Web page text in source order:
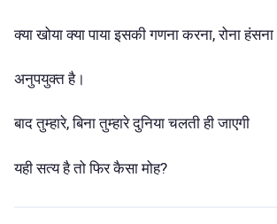
क्या खोया क्या पाया इसकी गणना करना, रोना हंसना
अनुपयुक्त है।
बाद तुम्हारे, बिना तुम्हारे दुनिया चलती ही जाएगी
यही सत्य है तो फिर कैसा मोह?